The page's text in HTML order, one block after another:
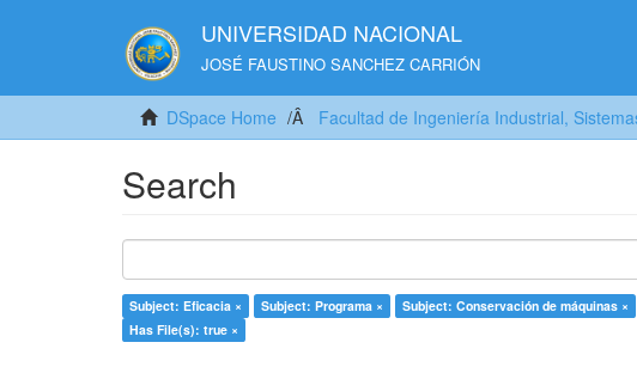
UNIVERSIDAD NACIONAL
JOSÉ FAUSTINO SANCHEZ CARRIÓN
DSpace Home Facultad de Ingeniería Industrial,
Search
Subject: Eficacia × Subject: Programa × Subject: Conservación de máquinas ×
Has File(s): true ×